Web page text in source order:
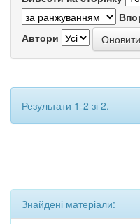
Автори
Результати 1-2 зі 2.
Знайдені матеріали: